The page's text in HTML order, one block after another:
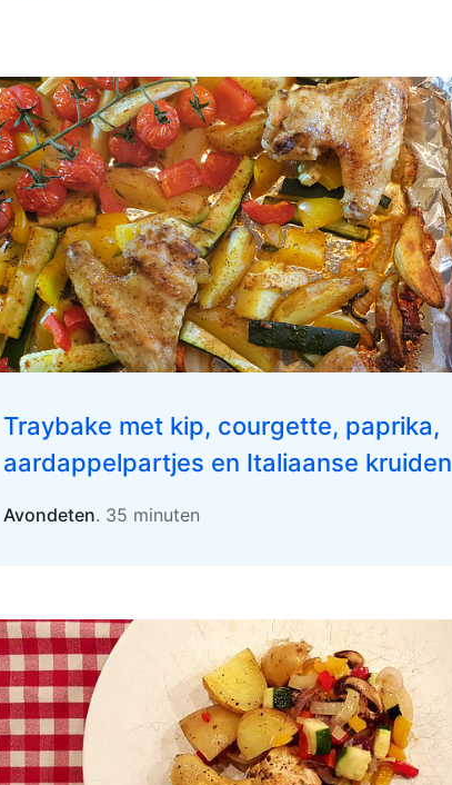
Traybake met kip, courgette, paprika,
aardappelpartjes en Italiaanse kruiden
Avondeten. 35 minuten